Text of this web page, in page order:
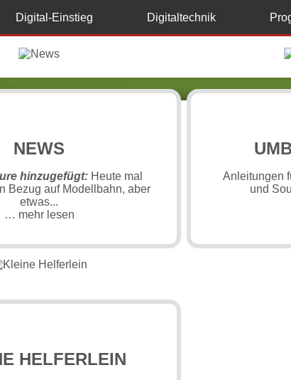
Digital-Einstieg Digitaltechnik
NEWS
hinzugefügt: Heute mal
Bezug auf Modellbahn, aber
etwas...
… mehr lesen
Anleitungen
und
HELFERLEIN